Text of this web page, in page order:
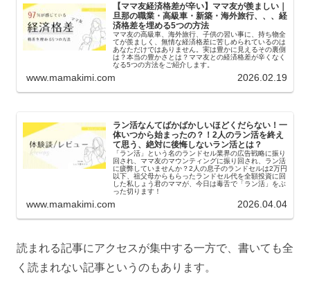
【ママ友経済格差が辛い】ママ友が羨ましい｜
旦那の職業・高級車・新築・海外旅行、、、経
済格差を埋める5つの方法
ママ友の高級車、海外旅行、子供の習い事に、持ち物全
てが羨ましく、無情な経済格差に苦しめられているのは
あなただけではありません。実は豊かに見えるその裏側
は？本当の豊かさとは？ママ友との経済格差が辛くなく
なる5つの方法をご紹介します。
www.mamakimi.com 2026.02.19
ラン活なんてばかばかしいほどくだらない！一
体いつから始まったの？！2人のラン活を終え
て思う、絶対に後悔しないラン活とは？
「ラン活」という名のランドセル業界の広告戦略に振り
回され、ママ友のマウンティングに振り回され、ラン活
に疲弊していませんか？2人の息子のランドセルは2万円
以下、祖父母からもらったランドセル代を全額投資に回
した私しょう君のママが、今日は毒舌で「ラン活」をぶ
った切ります！
www.mamakimi.com 2026.04.04
読まれる記事にアクセスが集中する一方で、書いても全
く読まれない記事というのもあります。